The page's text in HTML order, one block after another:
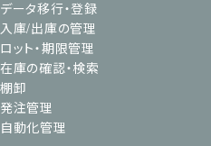
データ移行・登録
入庫/出庫の管理
ロット・期限管理
在庫の確認・検索
棚卸
発注管理
自動化管理